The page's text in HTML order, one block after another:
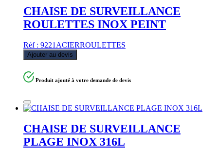
CHAISE DE SURVEILLANCE
ROULETTES INOX PEINT
Réf : 9221ACIERROULETTES
Ajouter au devis
Produit ajouté à votre demande de devis
CHAISE DE SURVEILLANCE
PLAGE INOX 316L